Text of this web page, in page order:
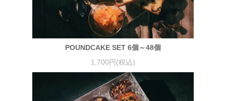
POUNDCAKE SET 6個～48個
1,700円(税込)